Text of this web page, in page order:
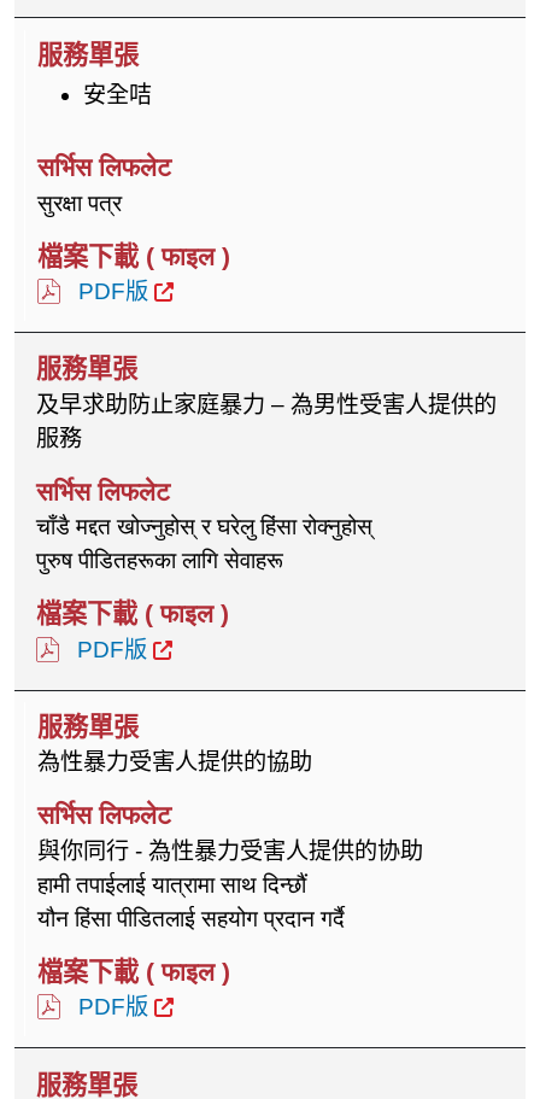
安全咭
सुरक्षा पत्र
PDF版
及早求助防止家庭暴力 – 為男性受害人提供的
服務
चाँडै मद्दत खोज्नुहोस् र घरेलु हिंसा रोक्नुहोस्
पुरुष पीडितहरूका लागि सेवाहरू
PDF版
為性暴力受害人提供的協助
與你同行 - 為性暴力受害人提供的协助
हामी तपाईलाई यात्रामा साथ दिन्छौं
यौन हिंसा पीडितलाई सहयोग प्रदान गर्दै
PDF版